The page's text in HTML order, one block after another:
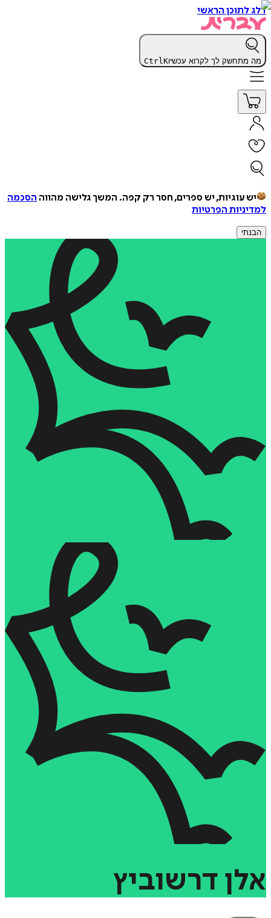
דלג לתוכן הראשי
מה מתחשק לך לקרוא עכשיו CtrlK
יש עוגיות, יש ספרים, חסר רק קפה. המשך גלישה מהווה הסכמה
למדיניות הפרטיות
הבנתי
אלן דרשוביץ